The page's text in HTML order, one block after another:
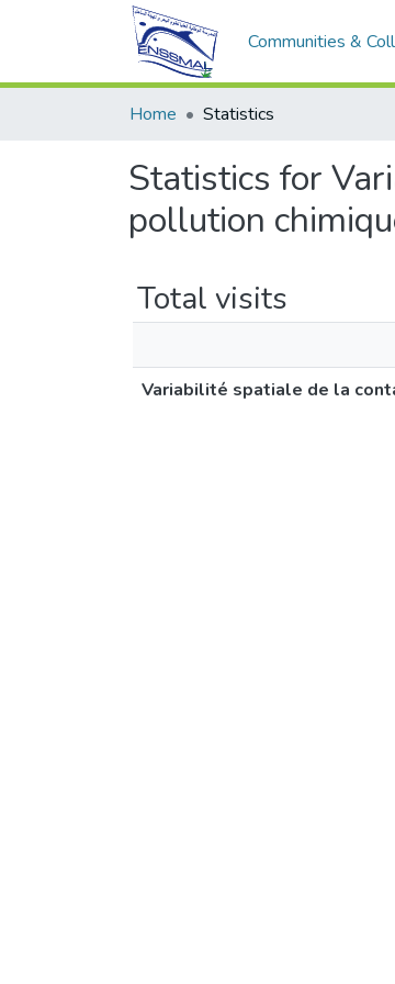
Communities &
Home Statistics
Statistics for
pollution
Total visits
Variabilité spatiale de la